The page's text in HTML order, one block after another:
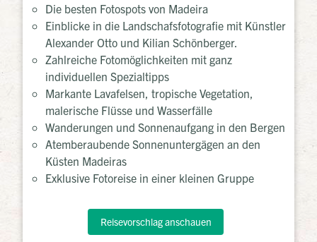
Die besten Fotospots von Madeira
Einblicke in die Landschafsfotografie mit Künstler
Alexander Otto und Kilian Schönberger.
Zahlreiche Fotomöglichkeiten mit ganz
individuellen Spezialtipps
Markante Lavafelsen, tropische Vegetation,
malerische Flüsse und Wasserfälle
Wanderungen und Sonnenaufgang in den Bergen
Atemberaubende Sonnenuntergägen an den
Küsten Madeiras
Exklusive Fotoreise in einer kleinen Gruppe
Reisevorschlag anschauen